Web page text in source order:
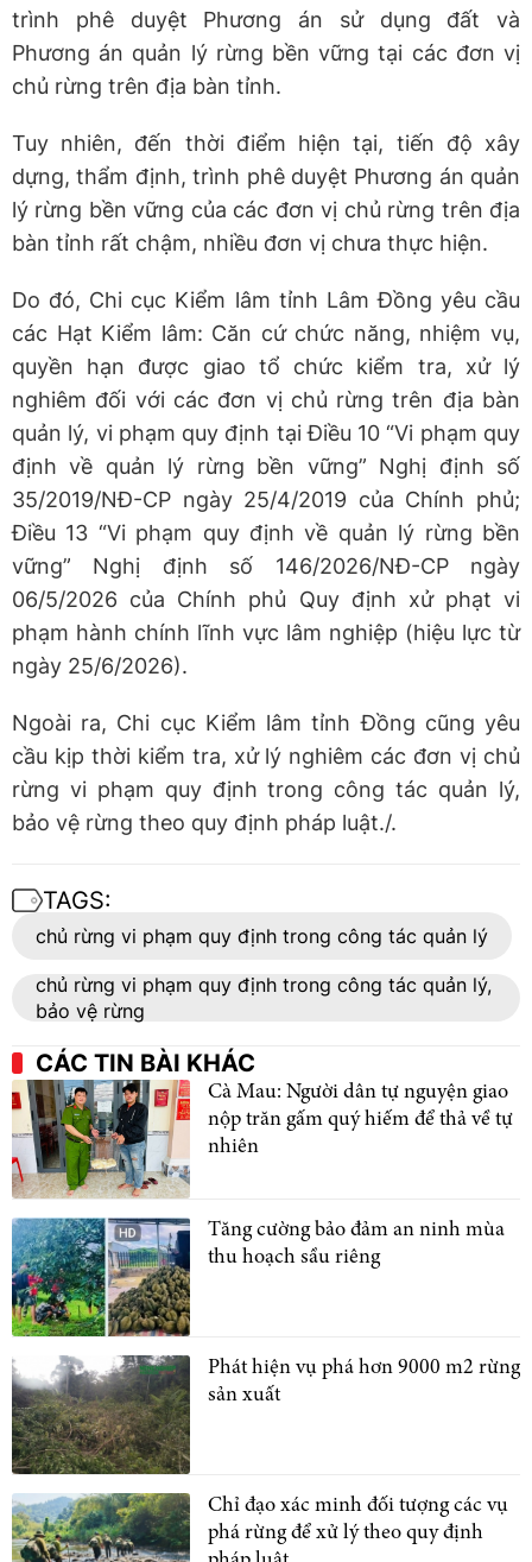
trình phê duyệt Phương án sử dụng đất và
Phương án quản lý rừng bền vững tại các đơn vị
chủ rừng trên địa bàn tỉnh.
Tuy nhiên, đến thời điểm hiện tại, tiến độ xây
dựng, thẩm định, trình phê duyệt Phương án quản
lý rừng bền vững của các đơn vị chủ rừng trên địa
bàn tỉnh rất chậm, nhiều đơn vị chưa thực hiện.
Do đó, Chi cục Kiểm lâm tỉnh Lâm Đồng yêu cầu
các Hạt Kiểm lâm: Căn cứ chức năng, nhiệm vụ,
quyền hạn được giao tổ chức kiểm tra, xử lý
nghiêm đối với các đơn vị chủ rừng trên địa bàn
quản lý, vi phạm quy định tại Điều 10 “Vi phạm quy
định về quản lý rừng bền vững” Nghị định số
35/2019/NĐ-CP ngày 25/4/2019 của Chính phủ;
Điều 13 “Vi phạm quy định về quản lý rừng bền
vững” Nghị định số 146/2026/NĐ-CP ngày
06/5/2026 của Chính phủ Quy định xử phạt vi
phạm hành chính lĩnh vực lâm nghiệp (hiệu lực từ
ngày 25/6/2026).
Ngoài ra, Chi cục Kiểm lâm tỉnh Đồng cũng yêu
cầu kịp thời kiểm tra, xử lý nghiêm các đơn vị chủ
rừng vi phạm quy định trong công tác quản lý,
bảo vệ rừng theo quy định pháp luật./.
TAGS:
chủ rừng vi phạm quy định trong công tác quản lý
chủ rừng vi phạm quy định trong công tác quản lý,
bảo vệ rừng
CÁC TIN BÀI KHÁC
Cà Mau: Người dân tự nguyện giao
nộp trăn gấm quý hiếm để thả về tự
nhiên
Tăng cường bảo đảm an ninh mùa
thu hoạch sầu riêng
Phát hiện vụ phá hơn 9000 m2 rừng
sản xuất
Chỉ đạo xác minh đối tượng các vụ
phá rừng để xử lý theo quy định